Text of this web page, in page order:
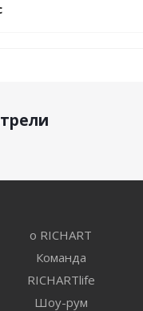
о RICHART
Команда
RICHARTlife
Шоу-рум